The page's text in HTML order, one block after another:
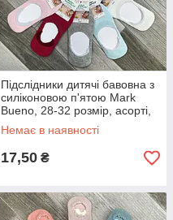
Підслідники дитячі бавовна з
силіконовою п'ятою Mark
Bueno, 28-32 розмір, асорті,
CW8008
Немає в наявності
17,50 ₴